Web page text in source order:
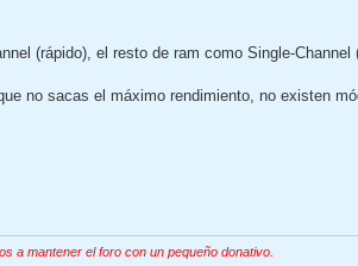
(rápido), el resto de ram como Single-Channel
no sacas el máximo rendimiento, no existen
a mantener el foro con un pequeño donativo.